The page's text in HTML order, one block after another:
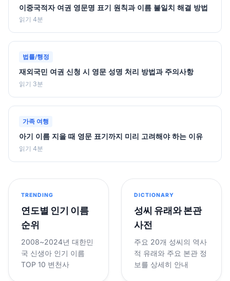
이중국적자 여권 영문명 표기 원칙과 이름 불일치 해결 방법
읽기 4분
법률/행정
재외국민 여권 신청 시 영문 성명 처리 방법과 주의사항
읽기 3분
가족 여행
아기 이름 지을 때 영문 표기까지 미리 고려해야 하는 이유
읽기 4분
TRENDING
연도별 인기 이름
순위
2008~2024년 대한민
국 신생아 인기 이름
TOP 10 변천사
DICTIONARY
성씨 유래와 본관
사전
주요 20개 성씨의 역사
적 유래와 주요 본관 정
보를 상세히 안내